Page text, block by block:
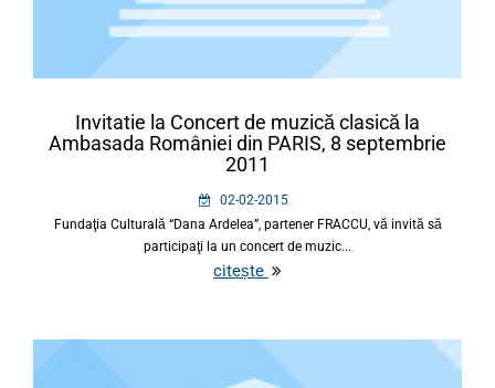
Invitatie la Concert de muzică clasică la
Ambasada României din PARIS, 8 septembrie
2011
02-02-2015
Fundaţia Culturală “Dana Ardelea”, partener FRACCU, vă invită să
participaţi la un concert de muzic...
citește